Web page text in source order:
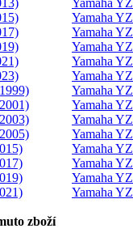
Yamaha
Yamaha
Yamaha
Yamaha
Yamaha
Yamaha
Yamaha
Yamaha
Yamaha
Yamaha
Yamaha
Yamaha
Yamaha
Yamaha
zboží